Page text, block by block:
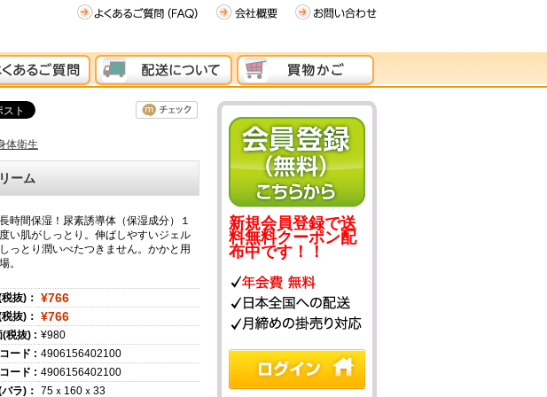
体衛生
ーム
時間保湿！尿素誘導体（保湿成分）１
い肌がしっとり。伸ばしやすいジェル
っとり潤いべたつきません。かかと用
。
抜)： ¥766
抜)： ¥766
税抜) : ¥980
ード : 4906156402100
ード : 4906156402100
ラ)： 75ｘ160ｘ33
新規会員登録で送
料無料クーポン配
布中です！！